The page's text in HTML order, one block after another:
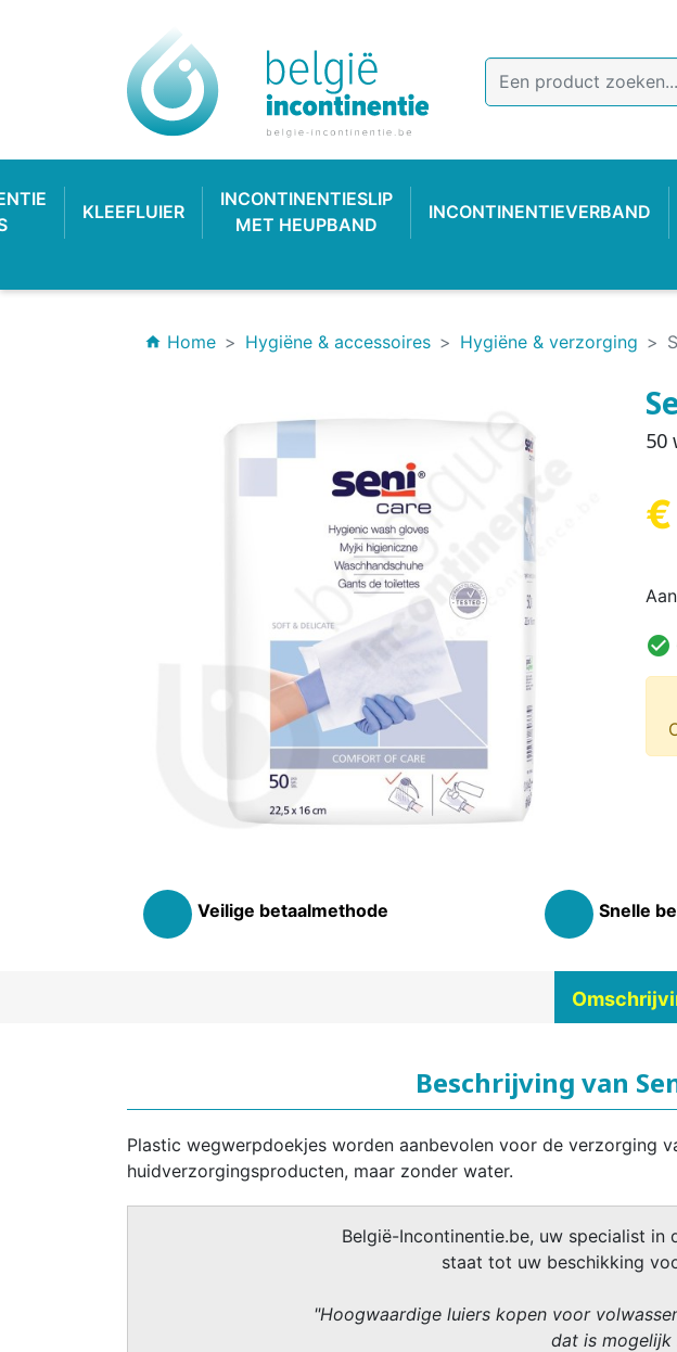
KLEEFLUIER
INCONTINENTIESLIP
MET HEUPBAND
INCONTINENTIEVERBAND
INCONTINENTIEVERBAND
VROUWEN
INCONTINENTIEVERBAND
KATOENEN BROEKJE
ZWEMKLEDING PYJAMA
HYGIËNE & VERZORGING
CONTINENTIEHULP
ONTVLEKKER &
DEODORANT
PULL-UP-LUIER
ZWEMLUIER KINDEREN ZWEMPAK KINDEREN
HYGIËNE & VERZORGING
KINDEREN
home Home Hygiëne & accessoires Hygiëne & verzorging
50

Veilige betaalmethode Snelle
Beschrijving van
Plastic wegwerpdoekjes worden aanbevolen voor de verzorging
huidverzorgingsproducten, maar zonder water.
België-Incontinentie.be, uw specialist in
staat tot uw beschikking
"Hoogwaardige luiers kopen voor
dat is mogelijk